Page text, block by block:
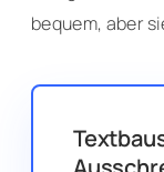
bequem, aber